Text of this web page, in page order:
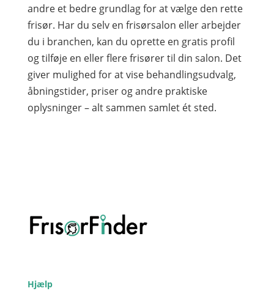
andre et bedre grundlag for at vælge den rette
frisør. Har du selv en frisørsalon eller arbejder
du i branchen, kan du oprette en gratis profil
og tilføje en eller flere frisører til din salon. Det
giver mulighed for at vise behandlingsudvalg,
åbningstider, priser og andre praktiske
oplysninger – alt sammen samlet ét sted.
Hjælp